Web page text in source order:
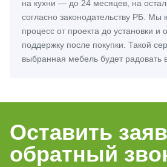
на кухни — до 24 месяцев, на
согласно законодательству РБ. Мы
процесс от проекта до установки и
поддержку после покупки. Такой
выбранная мебель будет радовать
Оставить
обратный